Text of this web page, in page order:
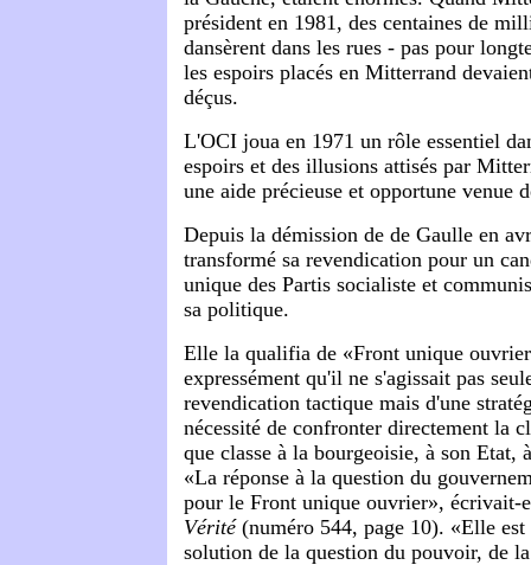
président en 1981, des centaines de
dansèrent dans les rues - pas pour
les espoirs placés en Mitterrand
déçus.
L'OCI joua en 1971 un rôle essentiel
espoirs et des illusions attisés par
une aide précieuse et opportune venue
Depuis la démission de de Gaulle en
transformé sa revendication pour un
unique des Partis socialiste et
sa politique.
Elle la qualifia de «Front unique
expressément qu'il ne s'agissait pas
revendication tactique mais d'une
nécessité de confronter directement la
que classe à la bourgeoisie, à son Etat,
«La réponse à la question du
pour le Front unique ouvrier», écrivait-
Vérité(numéro 544, page 10). «Elle est
solution de la question du pouvoir, de